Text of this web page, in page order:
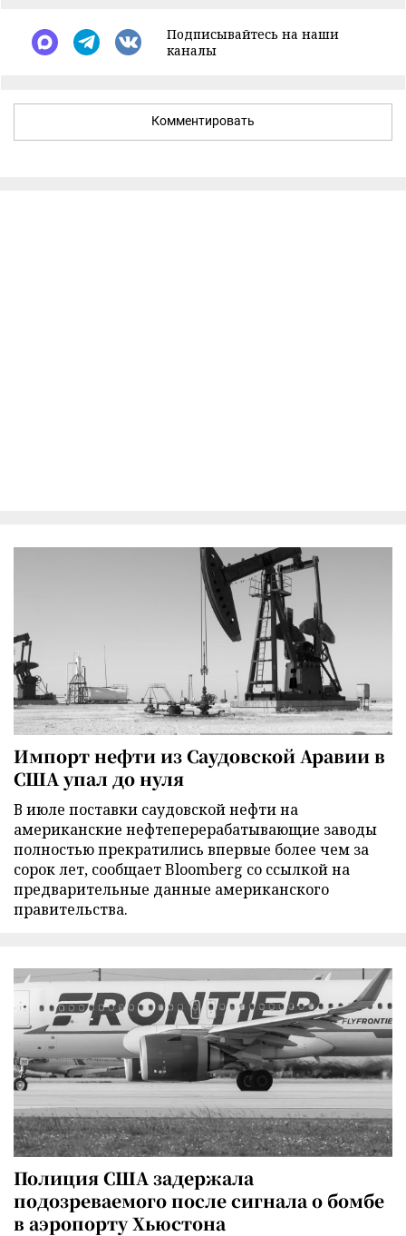
Подписывайтесь на наши
каналы
Комментировать
Импорт нефти из Саудовской Аравии в
США упал до нуля
В июле поставки саудовской нефти на
американские нефтеперерабатывающие заводы
полностью прекратились впервые более чем за
сорок лет, сообщает Bloomberg со ссылкой на
предварительные данные американского
правительства.
Полиция США задержала
подозреваемого после сигнала о бомбе
в аэропорту Хьюстона